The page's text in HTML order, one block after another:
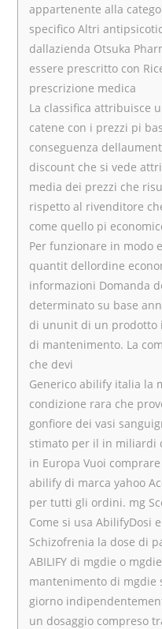
appartenente alla
specifico Altri
dallazienda Otsuka
essere prescritto con
prescrizione medica
La classifica attribuisce
catene con i prezzi pi
conseguenza
discount che si vede
media dei prezzi che
rispetto al rivenditore
come quello pi
Per funzionare in modo
quantit dellordine
informazioni Domanda
determinato su base
di ununit di un prodotto
di mantenimento. La
che devi
Generico abilify italia la
condizione rara che
gonfiore dei vasi
stimato per il in miliardi
in Europa Vuoi
abilify di marca yahoo
per tutti gli ordini. mg
Come si usa AbilifyDosi
Schizofrenia la dose di
ABILIFY di mgdie o
mantenimento di mgdie
giorno
un dosaggio compreso